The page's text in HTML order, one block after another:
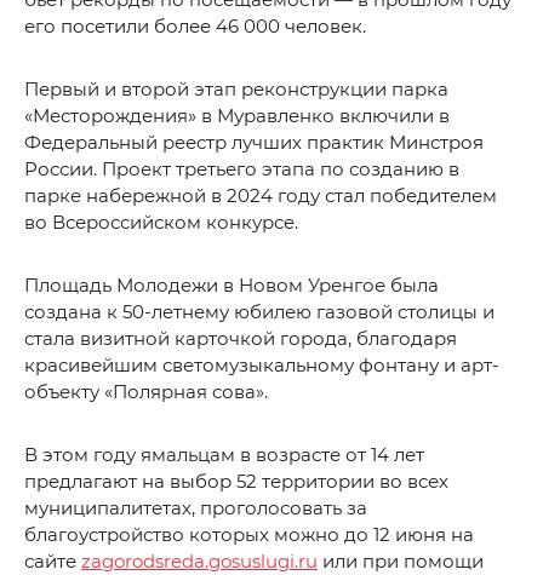
его посетили более 46 000 человек.
Первый и второй этап реконструкции парка
«Месторождения» в Муравленко включили в
Федеральный реестр лучших практик Минстроя
России. Проект третьего этапа по созданию в
парке набережной в 2024 году стал победителем
во Всероссийском конкурсе.
Площадь Молодежи в Новом Уренгое была
создана к 50-летнему юбилею газовой столицы и
стала визитной карточкой города, благодаря
красивейшим светомузыкальному фонтану и арт-
объекту «Полярная сова».
В этом году ямальцам в возрасте от 14 лет
предлагают на выбор 52 территории во всех
муниципалитетах, проголосовать за
благоустройство которых можно до 12 июня на
сайте zagorodsreda.gosuslugi.ru или при помощи